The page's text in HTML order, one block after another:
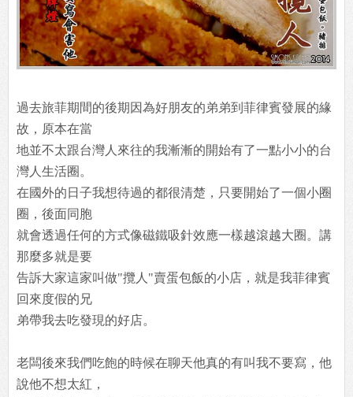
過去旅菲期間的後期因為好朋友的弟弟到菲律賓發展的緣
故，原本在當
地並不太跟台灣人來往的我漸漸的開始有了一點小小的台
灣人生活圈。
在國外的日子我想待過的都很清楚，只要開始了一個小圈
圈，後面同胞
就會透過任何的方式像磁鐵吸針效應一樣越滾越大圈。講
那麼多就是要
告訴大家這家叫做"攬人"賣蛋包飯的小店，就是我菲律賓
回來度假的兄
弟帶我去吃發現的好店。
老闆後來我們吃飽的時候在聊天他真的有叫我不要寫，他
說他不想太紅，